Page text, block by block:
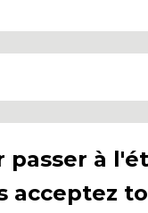
à
acceptez
New
Await!